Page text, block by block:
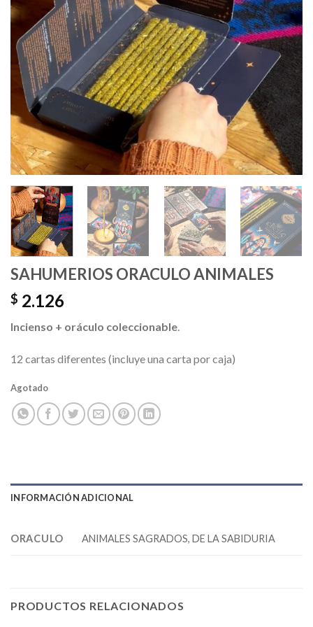
SAHUMERIOS ORACULO ANIMALES
$ 2.126
Incienso + oráculo coleccionable.
12 cartas diferentes (incluye una carta por caja)
Agotado
INFORMACIÓN ADICIONAL
ORACULO ANIMALES SAGRADOS, DE LA SABIDURIA
PRODUCTOS RELACIONADOS